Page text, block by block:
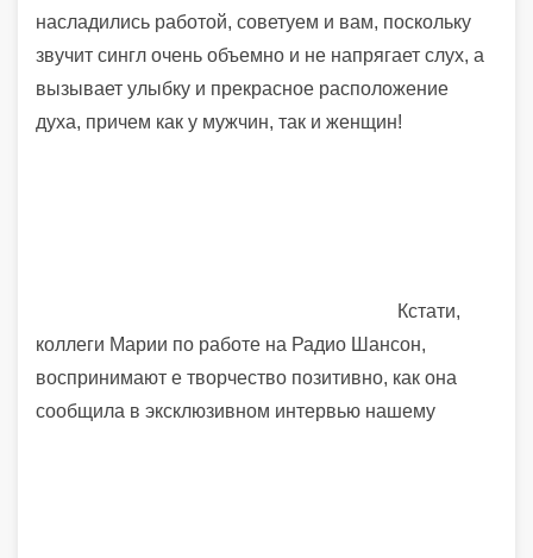
насладились работой, советуем и вам, поскольку
звучит сингл очень объемно и не напрягает слух, а
вызывает улыбку и прекрасное расположение
духа, причем как у мужчин, так и женщин!
Кстати,
коллеги Марии по работе на Радио Шансон,
воспринимают е творчество позитивно, как она
сообщила в эксклюзивном интервью нашему